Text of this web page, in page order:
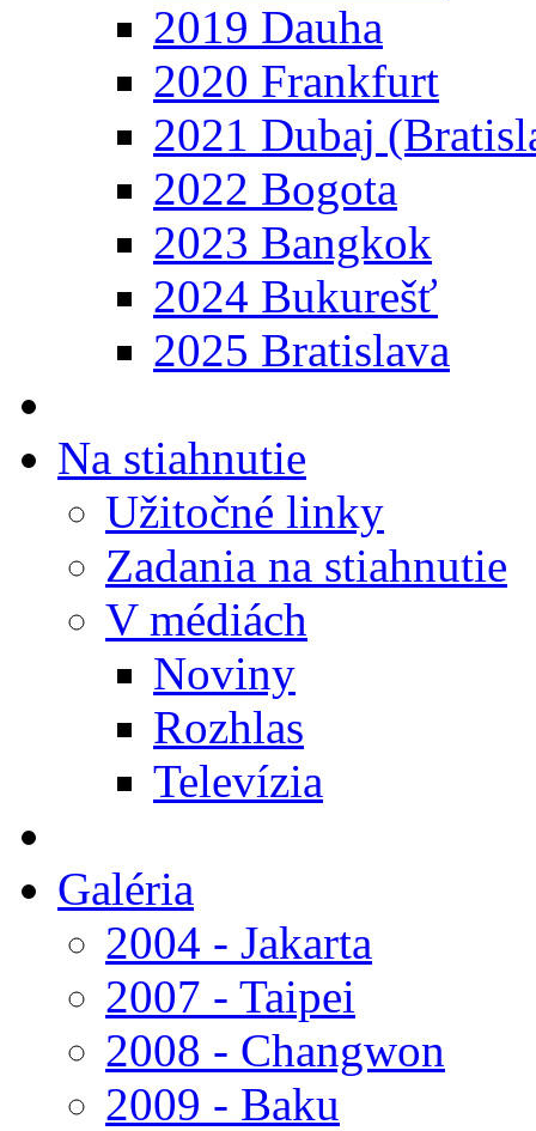
2019 Dauha
2020 Frankfurt
2021 Dubaj
2022 Bogota
2023 Bangkok
2024 Bukurešť
2025 Bratislava
Na stiahnutie
Užitočné linky
Zadania na stiahnutie
V médiách
Noviny
Rozhlas
Televízia
Galéria
2004 - Jakarta
2007 - Taipei
2008 - Changwon
2009 - Baku